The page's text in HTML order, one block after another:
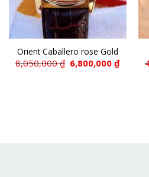
Orient Caballero rose Gold
8,050,000₫ Giá
gốc
6,800,000₫Giá